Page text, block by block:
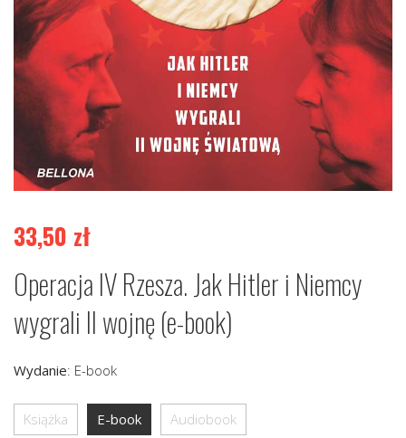
33,50 zł
Operacja IV Rzesza. Jak Hitler i Niemcy
wygrali II wojnę (e-book)
Wydanie: E-book
Książka E-book Audiobook